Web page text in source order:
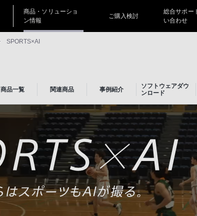
商品・ソリューショ
ン情報
ご購入検討
総合サポー
い合わせ
SPORTS×AI
商品一覧 関連商品 事例紹介
ソフトウェアダウ
ンロード